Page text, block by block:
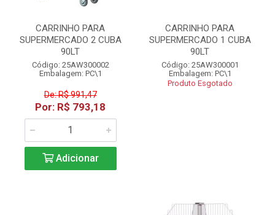
CARRINHO PARA
SUPERMERCADO 2 CUBA
90LT
Código: 25AW300002
Embalagem: PC\1
De: R$ 991,47
Por: R$ 793,18
Adicionar
CARRINHO PARA
SUPERMERCADO 1 CUBA
90LT
Código: 25AW300001
Embalagem: PC\1
Produto Esgotado